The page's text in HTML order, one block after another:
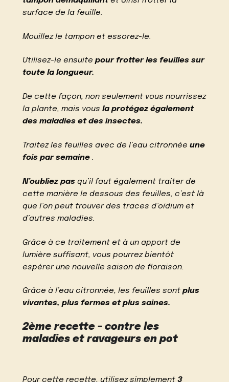
surface de la feuille.
Mouillez le tampon et essorez-le.
Utilisez-le ensuitepour frotter les feuilles sur
toute la longueur.
De cette façon, non seulement vous nourrissez
la plante, mais vousla protégez également
des maladies et des insectes.
Traitez les feuilles avec de l’eau citronnéeune
fois par semaine .
N’oubliez pas qu’il faut également traiter de
cette manière le dessous des feuilles, c’est là
que l’on peut trouver des traces d’oïdium et
d’autres maladies.
Grâce à ce traitement et à un apport de
lumière suffisant, vous pourrez bientôt
espérer une nouvelle saison de floraison.
Grâce à l’eau citronnée, les feuilles sontplus
vivantes, plus fermes et plus saines.
2ème recette – contre les
maladies et ravageurs en pot
Pour cette recette, utilisez simplement3